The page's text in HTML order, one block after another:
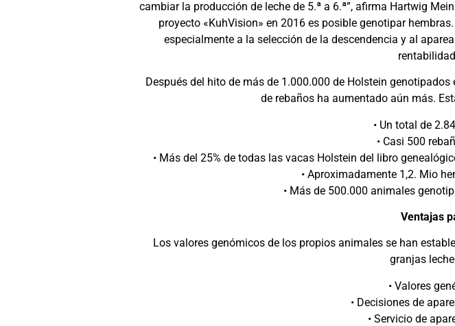
cambiar la producción de leche de 5.ª a 6.ª”, afirma Hartwig
proyecto «KuhVision» en 2016 es posible genotipar
especialmente a la selección de la descendencia y al
Después del hito de más de 1.000.000 de Holstein
de rebaños ha aumentado aún más.
• Un total de
• Casi 500
• Más del 25% de todas las vacas Holstein del libro
• Aproximadamente 1,2. Mio
• Más de 500.000 animales
Ventajas
Los valores genómicos de los propios animales se han
granjas
• Valores
• Decisiones de
• Servicio de